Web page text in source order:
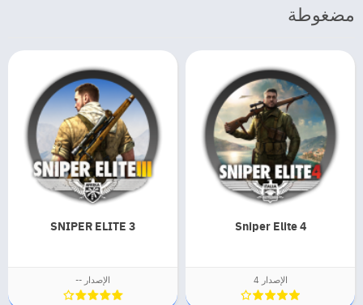
مضغوطة
Sniper Elite 4
الإصدار 4
SNIPER ELITE 3
الإصدار --